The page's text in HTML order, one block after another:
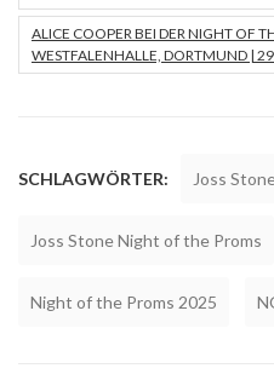
ALICE COOPER BEI DER NIGHT OF
WESTFALENHALLE, DORTMUND |
SCHLAGWÖRTER: Joss
Joss Stone Night of the Proms
Night of the Proms 2025